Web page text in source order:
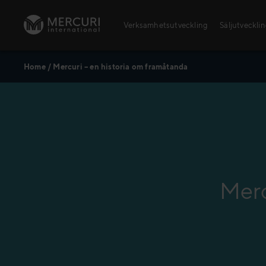
Verksamhetsutveckling
Öppna utbildningar
Home/ Mercuri – en historia om framåtanda